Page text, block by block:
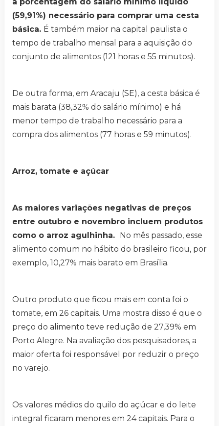
(59,91%) necessário para comprar uma cesta
básica. É também maior na capital paulista o
tempo de trabalho mensal para a aquisição do
conjunto de alimentos (121 horas e 55 minutos).
De outra forma, em Aracaju (SE), a cesta básica é
mais barata (38,32% do salário mínimo) e há
menor tempo de trabalho necessário para a
compra dos alimentos (77 horas e 59 minutos).
Arroz, tomate e açúcar
As maiores variações negativas de preços
entre outubro e novembro incluem produtos
como o arroz agulhinha.
No mês passado, esse
alimento comum no hábito do brasileiro ficou, por
exemplo, 10,27% mais barato em Brasília.
Outro produto que ficou mais em conta foi o
tomate, em 26 capitais. Uma mostra disso é que o
preço do alimento teve redução de 27,39% em
Porto Alegre. Na avaliação dos pesquisadores, a
maior oferta foi responsável por reduzir o preço
no varejo.
Os valores médios do quilo do açúcar e do leite
integral ficaram menores em 24 capitais. Para o